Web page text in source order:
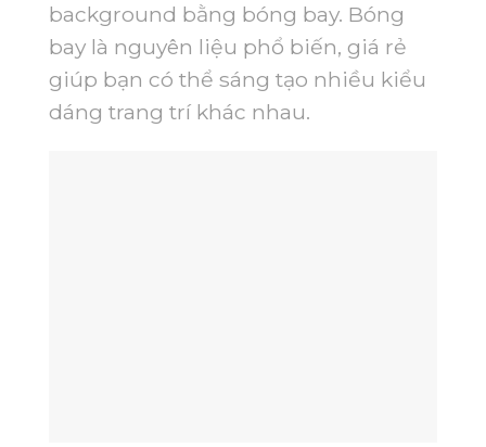
background bằng bóng bay. Bóng
bay là nguyên liệu phổ biến, giá rẻ
giúp bạn có thể sáng tạo nhiều kiểu
dáng trang trí khác nhau.